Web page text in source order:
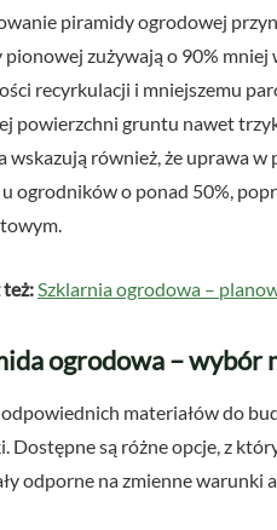
piramidy ogrodowej
pionowej zużywają o 90%
recyrkulacji i mniejszemu
powierzchni gruntu nawet
wskazują również, że uprawa
ogrodników o ponad 50%,
też: Szklarnia ogrodowa –
ogrodowa – wybór
materiałów do
Dostępne są różne opcje, z
odporne na zmienne warunki